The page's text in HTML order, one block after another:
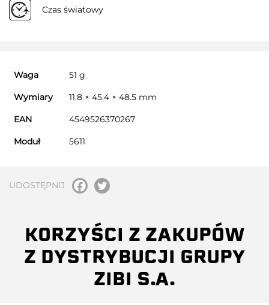
Czas światowy
Waga 51 g
Wymiary 11.8 × 45.4 × 48.5 mm
EAN 4549526370267
Moduł 5611
UDOSTĘPNIJ
KORZYŚCI Z ZAKUPÓW
Z DYSTRYBUCJI GRUPY
ZIBI S.A.